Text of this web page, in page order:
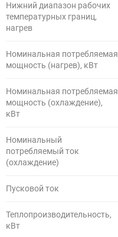
Нижний диапазон рабочих
температурных границ,
нагрев
Номинальная потребляемая
мощность (нагрев), кВт
Номинальная потребляемая
мощность (охлаждение),
кВт
Номинальный
потребляемый ток
(охлаждение)
Пусковой ток
Теплопроизводительность,
кВт